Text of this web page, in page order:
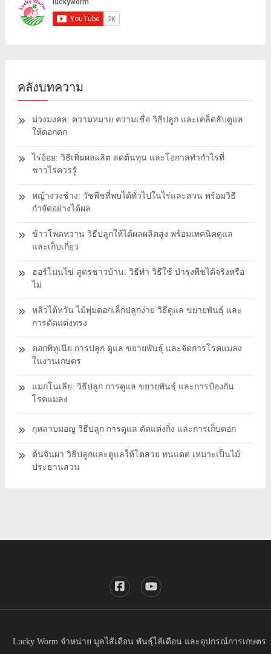
คลังบทความ
ม่วงมงคล: ความหมาย ความเชื่อ วิธีปลูก และเคล็ดลับดูแล
ให้ดอกดก
ไร่อ้อย: วิธีเพิ่มผลผลิต ลดต้นทุน และโอกาสทำกำไรที่
ชาวไร่ควรรู้
หญ้างวงช้าง: วัชพืชที่พบได้ทั่วไปในไร่และสวน พร้อมวิธี
กำจัดอย่างได้ผล
ข้าวโพดหวาน วิธีปลูกให้ได้ผลผลิตสูง พร้อมเทคนิคดูแล
และเก็บเกี่ยว
ฮอร์โมนไข่ สูตรชาวบ้าน: วิธีทำ วิธีใช้ บำรุงพืชได้จริงหรือ
ไม่
หลิวไต้หวัน ไม้พุ่มดอกเล็กปลูกง่าย วิธีดูแล ขยายพันธุ์ และ
การตัดแต่งทรง
ดอกพิทูเนีย การปลูก ดูแล ขยายพันธุ์ และจัดการโรคแมลง
ในงานเกษตร
แมกโนเลีย: วิธีปลูก การดูแล ขยายพันธุ์ และการป้องกัน
โรคแมลง
กุหลาบมอญ วิธีปลูก การดูแล ตัดแต่งกิ่ง และการเก็บดอก
ต้นจันผา วิธีปลูกและดูแลให้โตสวย ทนแดด เหมาะเป็นไม้
ประธานสวน
Lucky Worm จำหน่าย มูลไส้เดือน พันธุ์ไส้เดือน และอุปกรณ์การเกษตร